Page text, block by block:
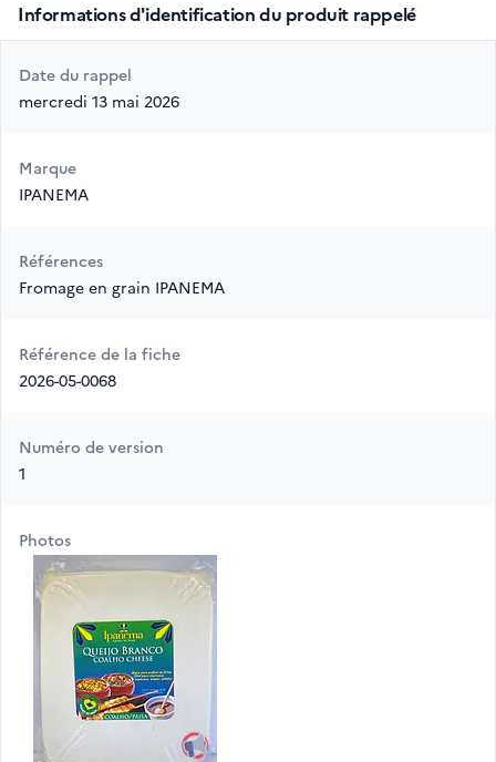
Informations d'identification du produit rappelé
Date du rappel
mercredi 13 mai 2026
Marque
IPANEMA
Références
Fromage en grain IPANEMA
Référence de la fiche
2026-05-0068
Numéro de version
1
Photos